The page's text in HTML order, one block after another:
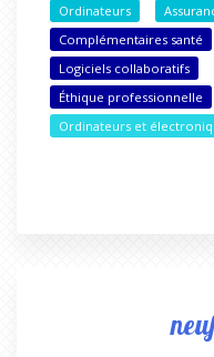
Ordinateurs
Complémentaires santé
Logiciels collaboratifs
Éthique professionnelle
Ordinateurs et